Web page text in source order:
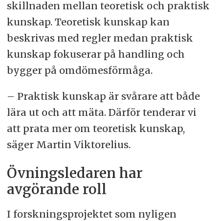
skillnaden mellan teoretisk och praktisk
kunskap. Teoretisk kunskap kan
beskrivas med regler medan praktisk
kunskap fokuserar på handling och
bygger på omdömesförmåga.
– Praktisk kunskap är svårare att både
lära ut och att mäta. Därför tenderar vi
att prata mer om teoretisk kunskap,
säger Martin Viktorelius.
Övningsledaren har
avgörande roll
I forskningsprojektet som nyligen